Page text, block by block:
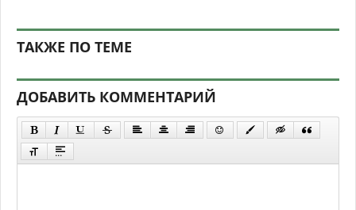
ТАКЖЕ ПО ТЕМЕ
ДОБАВИТЬ КОММЕНТАРИЙ